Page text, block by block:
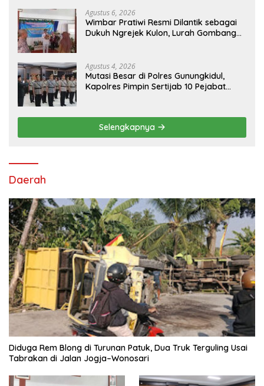
Agustus 6, 2026
Wimbar Pratiwi Resmi Dilantik sebagai
Dukuh Ngrejek Kulon, Lurah Gombang
Agustus 4, 2026
Mutasi Besar di Polres Gunungkidul,
Kapolres Pimpin Sertijab 10 Pejabat
Selengkapnya
Daerah
Diduga Rem Blong di Turunan Patuk, Dua Truk Terguling Usai
Tabrakan di Jalan Jogja–Wonosari